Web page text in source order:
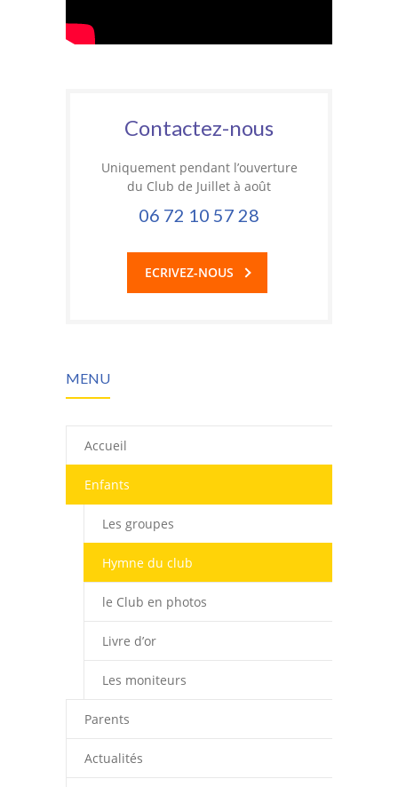
Contactez-nous
Uniquement pendant l’ouverture
du Club de Juillet à août
06 72 10 57 28
ECRIVEZ-NOUS
MENU
Accueil
Enfants
Les groupes
Hymne du club
le Club en photos
Livre d’or
Les moniteurs
Parents
Actualités